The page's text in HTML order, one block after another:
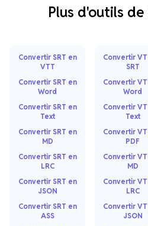
Plus d'outils
Convertir SRT en
VTT
Convertir SRT en
Word
Convertir SRT en
Text
Convertir SRT en
MD
Convertir SRT en
LRC
Convertir SRT en
JSON
Convertir SRT en
ASS
Convertir
SRT
Convertir
Word
Convertir
Text
Convertir
PDF
Convertir
MD
Convertir
LRC
Convertir
JSON